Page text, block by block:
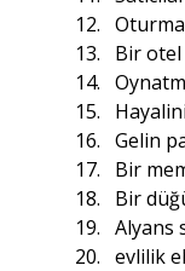
Bir otel
Gelin
Bir
Bir
Alyans
evlilik